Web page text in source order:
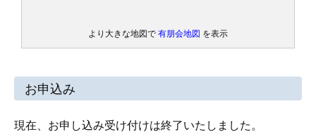
より大きな地図で 有朋会地図 を表示
お申込み
現在、お申し込み受け付けは終了いたしました。